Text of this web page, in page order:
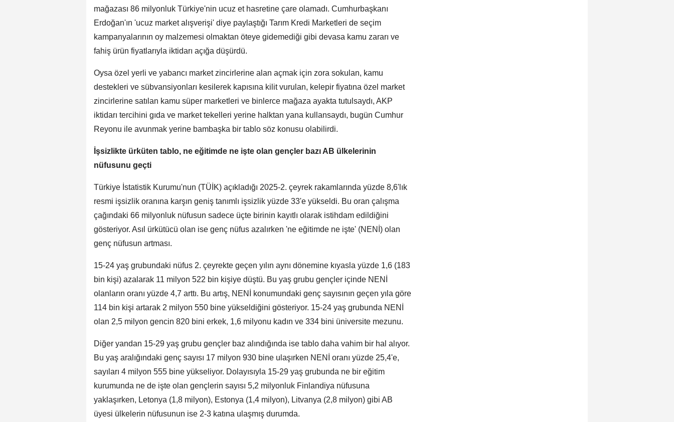
mağazası 86 milyonluk Türkiye'nin ucuz et hasretine çare olamadı. Cumhurbaşkanı
Erdoğan'ın 'ucuz market alışverişi' diye paylaştığı Tarım Kredi Marketleri de seçim
kampanyalarının oy malzemesi olmaktan öteye gidemediği gibi devasa kamu zararı ve
fahiş ürün fiyatlarıyla iktidarı açığa düşürdü.
Oysa özel yerli ve yabancı market zincirlerine alan açmak için zora sokulan, kamu
destekleri ve sübvansiyonları kesilerek kapısına kilit vurulan, kelepir fiyatına özel market
zincirlerine satılan kamu süper marketleri ve binlerce mağaza ayakta tutulsaydı, AKP
iktidarı tercihini gıda ve market tekelleri yerine halktan yana kullansaydı, bugün Cumhur
Reyonu ile avunmak yerine bambaşka bir tablo söz konusu olabilirdi.
İşsizlikte ürküten tablo, ne eğitimde ne işte olan gençler bazı AB ülkelerinin
nüfusunu geçti
Türkiye İstatistik Kurumu'nun (TÜİK) açıkladığı 2025-2. çeyrek rakamlarında yüzde 8,6'lık
resmi işsizlik oranına karşın geniş tanımlı işsizlik yüzde 33'e yükseldi. Bu oran çalışma
çağındaki 66 milyonluk nüfusun sadece üçte birinin kayıtlı olarak istihdam edildiğini
gösteriyor. Asıl ürkütücü olan ise genç nüfus azalırken 'ne eğitimde ne işte' (NENİ) olan
genç nüfusun artması.
15-24 yaş grubundaki nüfus 2. çeyrekte geçen yılın aynı dönemine kıyasla yüzde 1,6 (183
bin kişi) azalarak 11 milyon 522 bin kişiye düştü. Bu yaş grubu gençler içinde NENİ
olanların oranı yüzde 4,7 arttı. Bu artış, NENİ konumundaki genç sayısının geçen yıla göre
114 bin kişi artarak 2 milyon 550 bine yükseldiğini gösteriyor. 15-24 yaş grubunda NENİ
olan 2,5 milyon gencin 820 bini erkek, 1,6 milyonu kadın ve 334 bini üniversite mezunu.
Diğer yandan 15-29 yaş grubu gençler baz alındığında ise tablo daha vahim bir hal alıyor.
Bu yaş aralığındaki genç sayısı 17 milyon 930 bine ulaşırken NENİ oranı yüzde 25,4'e,
sayıları 4 milyon 555 bine yükseliyor. Dolayısıyla 15-29 yaş grubunda ne bir eğitim
kurumunda ne de işte olan gençlerin sayısı 5,2 milyonluk Finlandiya nüfusuna
yaklaşırken, Letonya (1,8 milyon), Estonya (1,4 milyon), Litvanya (2,8 milyon) gibi AB
üyesi ülkelerin nüfusunun ise 2-3 katına ulaşmış durumda.